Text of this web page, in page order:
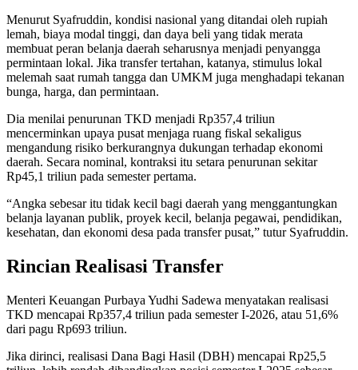
Menurut Syafruddin, kondisi nasional yang ditandai oleh rupiah
lemah, biaya modal tinggi, dan daya beli yang tidak merata
membuat peran belanja daerah seharusnya menjadi penyangga
permintaan lokal. Jika transfer tertahan, katanya, stimulus lokal
melemah saat rumah tangga dan UMKM juga menghadapi tekanan
bunga, harga, dan permintaan.
Dia menilai penurunan TKD menjadi Rp357,4 triliun
mencerminkan upaya pusat menjaga ruang fiskal sekaligus
mengandung risiko berkurangnya dukungan terhadap ekonomi
daerah. Secara nominal, kontraksi itu setara penurunan sekitar
Rp45,1 triliun pada semester pertama.
“Angka sebesar itu tidak kecil bagi daerah yang menggantungkan
belanja layanan publik, proyek kecil, belanja pegawai, pendidikan,
kesehatan, dan ekonomi desa pada transfer pusat,” tutur Syafruddin.
Rincian Realisasi Transfer
Menteri Keuangan Purbaya Yudhi Sadewa menyatakan realisasi
TKD mencapai Rp357,4 triliun pada semester I-2026, atau 51,6%
dari pagu Rp693 triliun.
Jika dirinci, realisasi Dana Bagi Hasil (DBH) mencapai Rp25,5